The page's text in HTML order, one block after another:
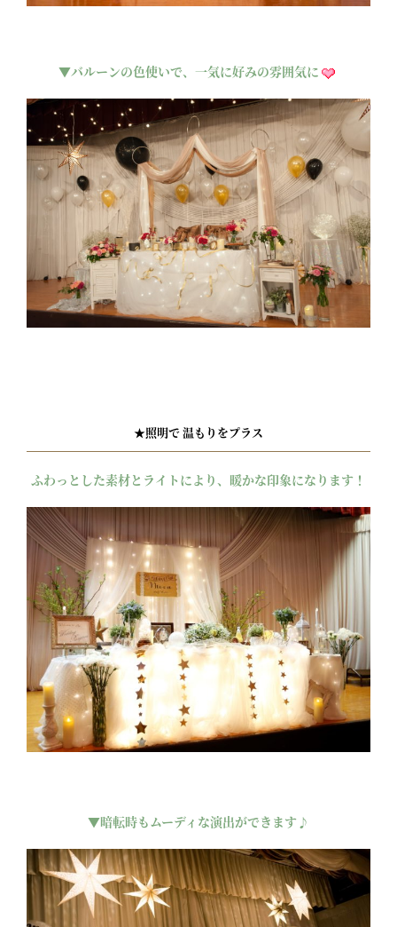
▼バルーンの色使いで、一気に好みの雰囲気に
★照明で 温もりをプラス
ふわっとした素材とライトにより、暖かな印象になります！
▼暗転時もムーディな演出ができます♪